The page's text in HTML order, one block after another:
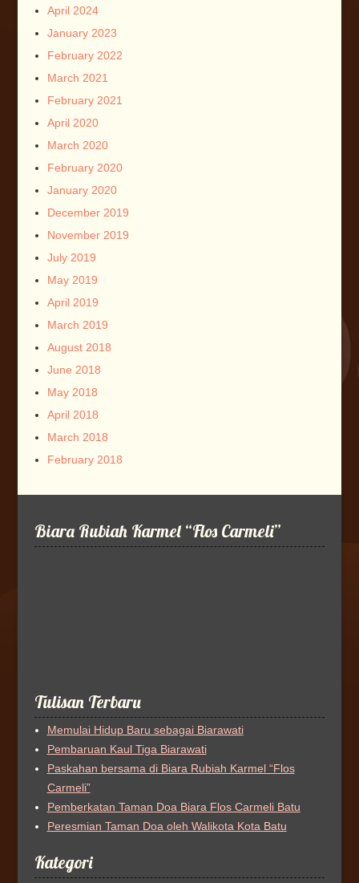
April 2024
January 2023
February 2022
March 2021
February 2021
April 2020
March 2020
February 2020
January 2020
December 2019
November 2019
July 2019
May 2019
April 2019
March 2019
August 2018
June 2018
May 2018
April 2018
March 2018
February 2018
Biara Rubiah Karmel “Flos Carmeli”
Tulisan Terbaru
Memulai Hidup Baru sebagai Biarawati
Pembaruan Kaul Tiga Biarawati
Paskahan bersama di Biara Rubiah Karmel “Flos
Carmeli”
Pemberkatan Taman Doa Biara Flos Carmeli Batu
Peresmian Taman Doa oleh Walikota Kota Batu
Kategori